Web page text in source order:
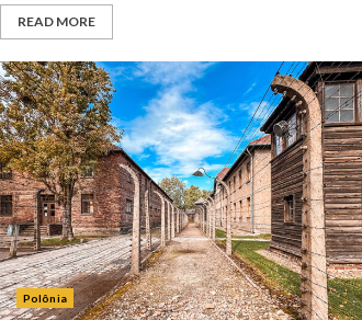
READ MORE
Polônia